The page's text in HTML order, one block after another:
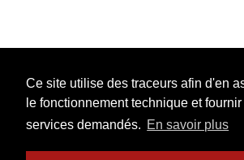
Ce site utilise des traceurs afin d'en
le fonctionnement technique et
services demandés. En savoir plus